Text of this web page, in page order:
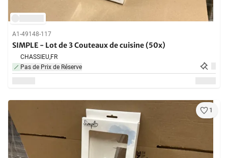
A1-49148-117
SIMPLE - Lot de 3 Couteaux de cuisine (50x)
CHASSIEU,FR
Pas de Prix de Réserve
1